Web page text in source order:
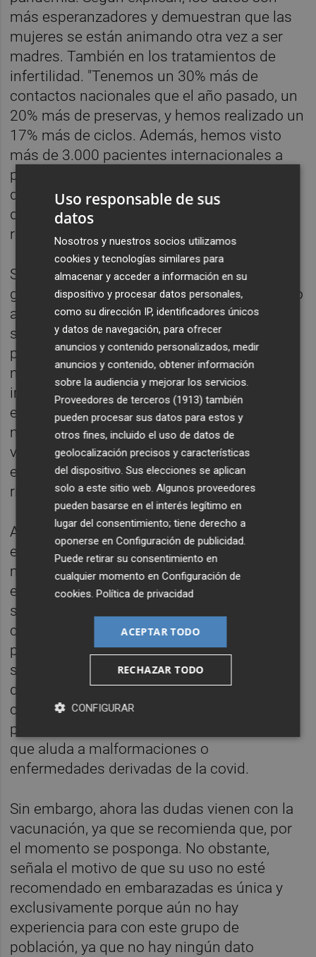
más esperanzadores y demuestran que las
mujeres se están animando otra vez a ser
madres. También en los tratamientos de
infertilidad. "Tenemos un 30% más de
contactos nacionales que el año pasado, un
20% más de preservas, y hemos realizado un
17% más de ciclos. Además, hemos visto
más de 3.000 pacientes internacionales a
pesar de las restricciones", señala Bosch. A
día de hoy, en España alrededor de un 10%
de los nacimientos se deben a la
reproducción asistida.
Sobre si actualmente existe miedo
generalizado a quedarse embarazada debido
a la covid, el director médico de IVI Valencia
señala que sí sucedió al principio de la
pandemia, pero que ahora éste ha quedado
más disipado. "Cuando no se sabía el
impacto que podía tener el coronavirus con
el embarazo sí que existía, pero ahora hay
menos dudas. Generalmente la gente ha
visto que no hay problema, que la paciente
embarazada no tiene un mayor
riesgo",apunta.
Al inicio de la pandemia se dijo que no
existía riesgo de transmisión vertical de la
madre al feto, posteriormente, ha habido
estudios puntuales que han encontrado
signos de contagio en la placenta. En
cualquier caso, por norma general la
posibilidad de transmisión, que no es
significativa, sería más común hacia el final
del embarazo. Además, ya existen niños
concebidos por reproducción asistida en
periodo de riesgo y no existe ningún estudio
que aluda a malformaciones o
enfermedades derivadas de la covid.
Sin embargo, ahora las dudas vienen con la
vacunación, ya que se recomienda que, por
el momento se posponga. No obstante,
señala el motivo de que su uso no esté
recomendado en embarazadas es única y
exclusivamente porque aún no hay
experiencia para con este grupo de
población, ya que no hay ningún dato
Uso responsable de sus
datos
Nosotros y nuestros socios utilizamos
cookies y tecnologías similares para
almacenar y acceder a información en su
dispositivo y procesar datos personales,
como su dirección IP, identificadores únicos
y datos de navegación, para ofrecer
anuncios y contenido personalizados, medir
anuncios y contenido, obtener información
sobre la audiencia y mejorar los servicios.
Proveedores de terceros (1913) también
pueden procesar sus datos para estos y
otros fines, incluido el uso de datos de
geolocalización precisos y características
del dispositivo. Sus elecciones se aplican
solo a este sitio web. Algunos proveedores
pueden basarse en el interés legítimo en
lugar del consentimiento; tiene derecho a
oponerse enConfiguración de publicidad
Puede retirar su consentimiento en
cualquier momento enConfiguración de
cookies .Política de privacidad
ACEPTAR TODO
RECHAZAR TODO
CONFIGURAR